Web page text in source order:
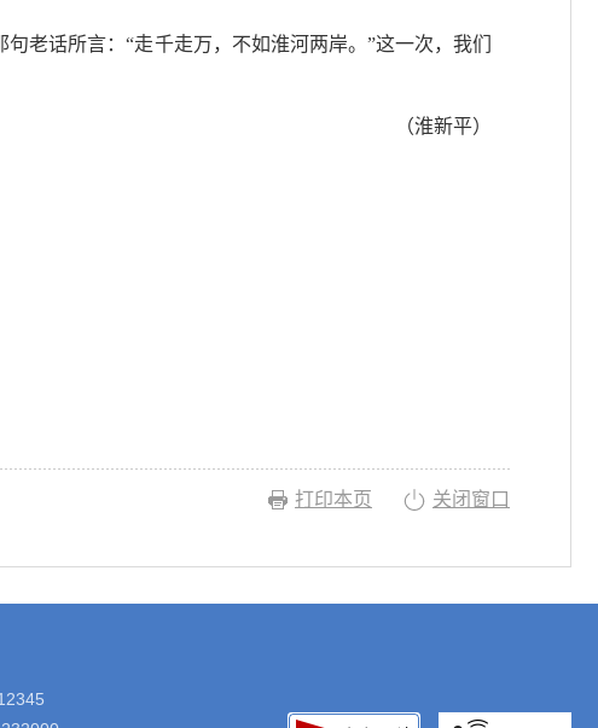
老话所言：“走千走万，不如淮河两岸。”这一次，我们
（淮新平）
打印本页 关闭窗口